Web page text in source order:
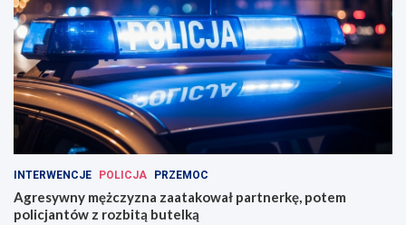
INTERWENCJE POLICJA PRZEMOC
Agresywny mężczyzna zaatakował partnerkę, potem
policjantów z rozbitą butelką